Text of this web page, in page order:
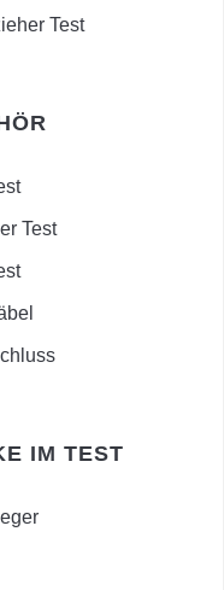
Test
Test
IM TEST